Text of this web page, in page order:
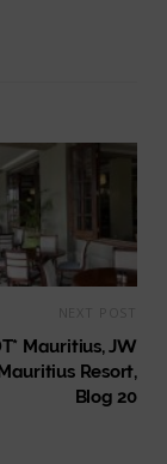
Mauritius, JW
Resort,
Blog 20